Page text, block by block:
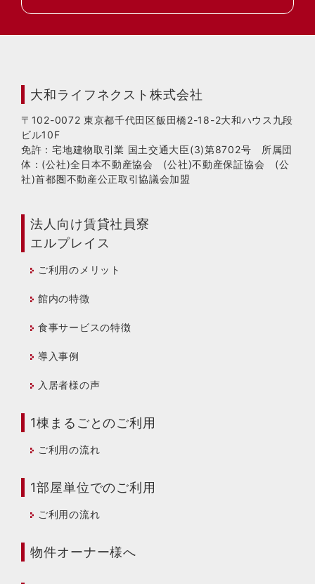
大和ライフネクスト株式会社
〒102-0072 東京都千代田区飯田橋2-18-2大和ハウス九段
ビル10F
免許：宅地建物取引業 国土交通大臣(3)第8702号 所属団
体：(公社)全日本不動産協会 (公社)不動産保証協会 (公
社)首都圏不動産公正取引協議会加盟
法人向け賃貸社員寮
エルプレイス
ご利用のメリット
館内の特徴
食事サービスの特徴
導入事例
入居者様の声
1棟まるごとのご利用
ご利用の流れ
1部屋単位でのご利用
ご利用の流れ
物件オーナー様へ